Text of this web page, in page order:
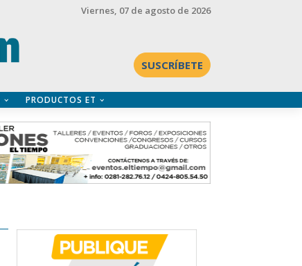
Viernes, 07 de agosto de 2026
SUSCRÍBETE
PRODUCTOS ET